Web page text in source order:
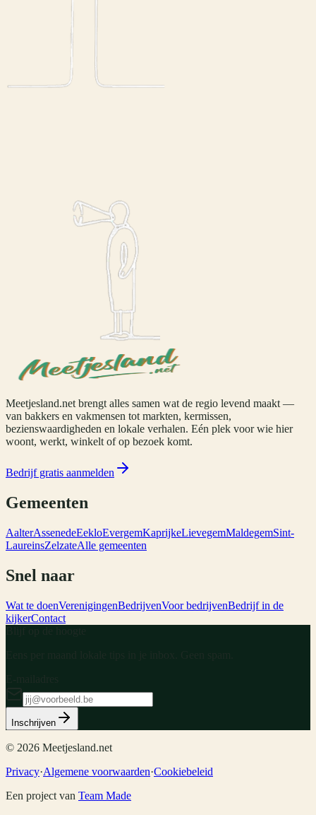
Meetjesland.net brengt alles samen wat de regio levend maakt —
van bakkers en vakmensen tot markten, kermissen,
bezienswaardigheden en lokale verhalen. Eén plek voor wie hier
woont, werkt, winkelt of op bezoek komt.
Bedrijf gratis aanmelden
Gemeenten
AalterAssenedeEekloEvergemKaprijkeLievegemMaldegemSint-
LaureinsZelzateAlle gemeenten
Snel naar
Wat te doenVerenigingenBedrijvenVoor bedrijvenBedrijf in de
kijkerContact
Inschrijven
© 2026 Meetjesland.net
Privacy·Algemene voorwaarden·Cookiebeleid
Een project van Team Made